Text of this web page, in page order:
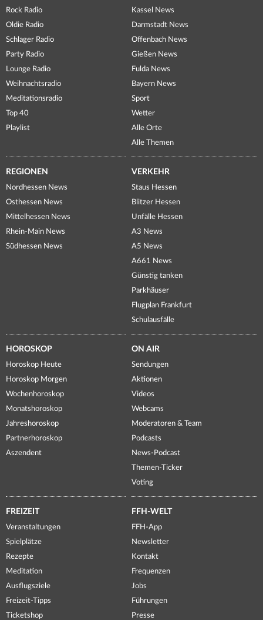
Rock Radio
Oldie Radio
Schlager Radio
Party Radio
Lounge Radio
Weihnachtsradio
Meditationsradio
Top 40
Playlist
Kassel News
Darmstadt News
Offenbach News
Gießen News
Fulda News
Bayern News
Sport
Wetter
Alle Orte
Alle Themen
REGIONEN
Nordhessen News
Osthessen News
Mittelhessen News
Rhein-Main News
Südhessen News
VERKEHR
Staus Hessen
Blitzer Hessen
Unfälle Hessen
A3 News
A5 News
A661 News
Günstig tanken
Parkhäuser
Flugplan Frankfurt
Schulausfälle
HOROSKOP
Horoskop Heute
Horoskop Morgen
Wochenhoroskop
Monatshoroskop
Jahreshoroskop
Partnerhoroskop
Aszendent
ON AIR
Sendungen
Aktionen
Videos
Webcams
Moderatoren & Team
Podcasts
News-Podcast
Themen-Ticker
Voting
FREIZEIT
Veranstaltungen
Spielplätze
Rezepte
Meditation
Ausflugsziele
Freizeit-Tipps
Ticketshop
FFH-WELT
FFH-App
Newsletter
Kontakt
Frequenzen
Jobs
Führungen
Presse